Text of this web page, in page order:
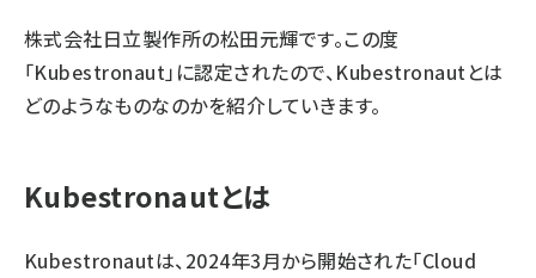
株式会社日立製作所の松田元輝です。この度
「Kubestronaut」に認定されたので、Kubestronautとは
どのようなものなのかを紹介していきます。
Kubestronautとは
Kubestronautは、2024年3月から開始された「Cloud